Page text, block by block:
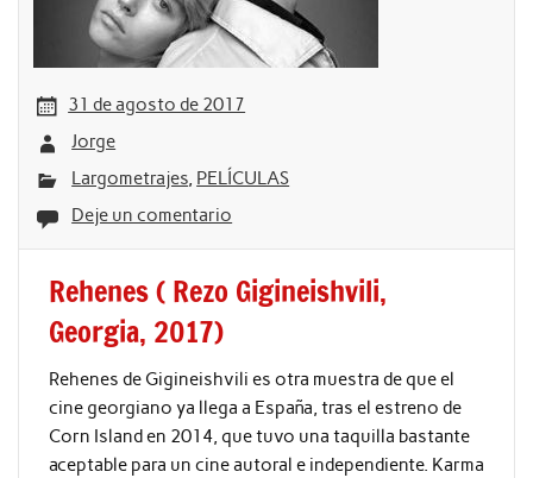
31 de agosto de 2017
Jorge
Largometrajes, PELÍCULAS
Deje un comentario
Rehenes ( Rezo Gigineishvili,
Georgia, 2017)
Rehenes de Gigineishvili es otra muestra de que el
cine georgiano ya llega a España, tras el estreno de
Corn Island en 2014, que tuvo una taquilla bastante
aceptable para un cine autoral e independiente. Karma